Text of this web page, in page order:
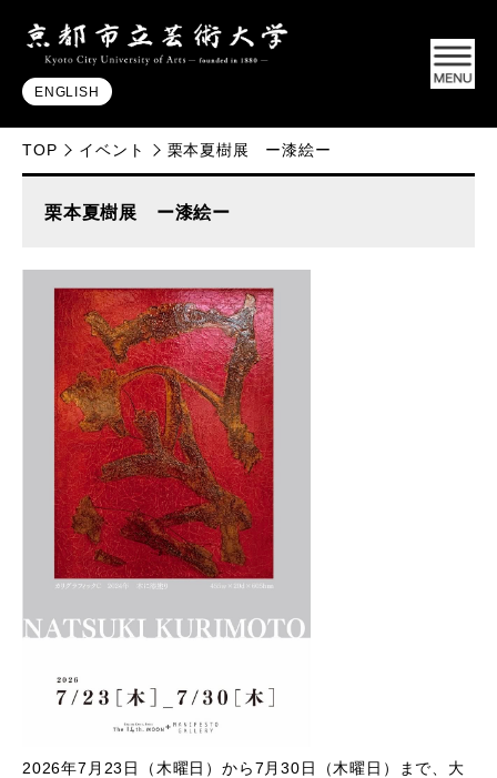
ENGLISH
TOP イベント 栗本夏樹展 ー漆絵ー
栗本夏樹展 ー漆絵ー
2026年7月23日（木曜日）から7月30日（木曜日）まで、大